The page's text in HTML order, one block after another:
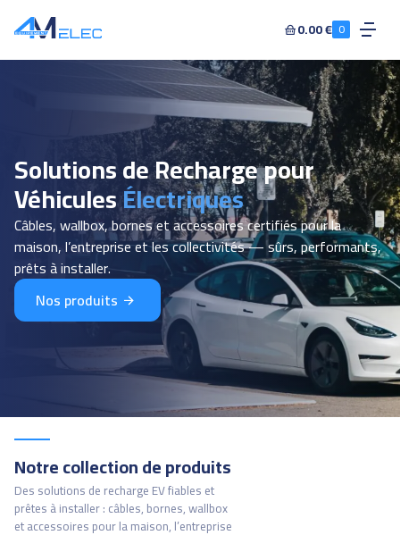
0.00 € 0
Solutions de Recharge pour
VéhiculesÉlectriques
Câbles, wallbox, bornes et accessoires certifiés pour la
maison, l’entreprise et les collectivités — sûrs, performants,
prêts à installer.
Nos produits
Notre collection de produits
Des solutions de recharge EV fiables et
prêtes à installer : câbles, bornes, wallbox
et accessoires pour la maison, l’entreprise